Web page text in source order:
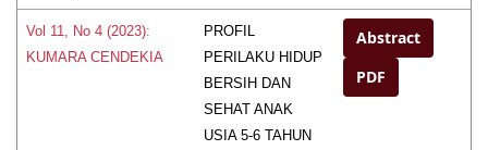
Vol 11, No 4 (2023):
KUMARA CENDEKIA
PROFIL
PERILAKU HIDUP
BERSIH DAN
SEHAT ANAK
USIA 5-6 TAHUN
Abstract
PDF